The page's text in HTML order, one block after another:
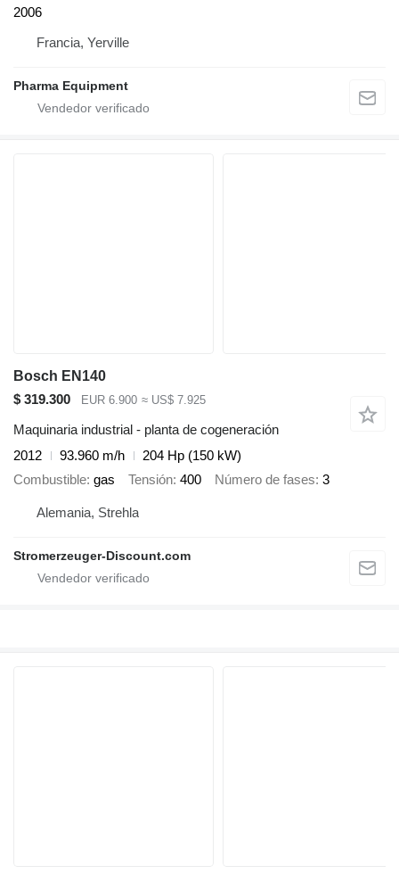
2006
Francia, Yerville
Pharma Equipment
Bosch EN140
$ 319.300
EUR 6.900 ≈ US$ 7.925
Maquinaria industrial - planta de cogeneración
2012
93.960 m/h
204 Hp (150 kW)
Combustible gas Tensión 400 Número de fases 3
Alemania, Strehla
Stromerzeuger-Discount.com